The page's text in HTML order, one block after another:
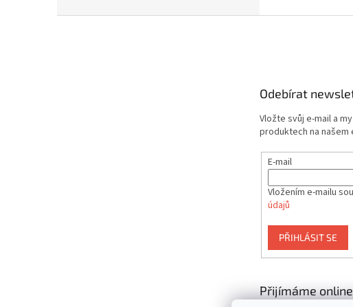
Odebírat
Vložte svůj e-mail a
produktech na našem
E-mail
Vložením e-mailu
údajů
PŘIHLÁSIT SE
Přijímáme online
platby